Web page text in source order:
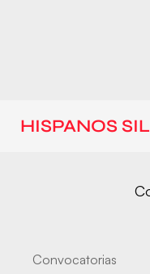
HISPANOS
Convocatorias